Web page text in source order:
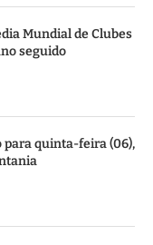
Mundial de Clubes
seguido
para quinta-feira (06),